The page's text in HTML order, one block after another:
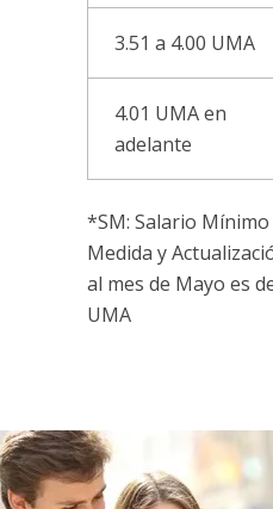
3.51 a 4.00 UMA
4.01 UMA en
adelante
*SM: Salario
Medida y
al mes de Mayo es
UMA